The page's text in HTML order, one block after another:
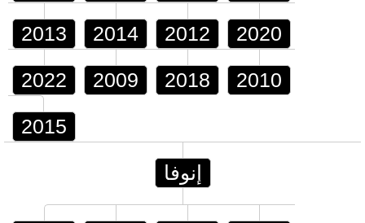
2013 2014 2012 2020
2022 2009 2018 2010
2015
إنوفا